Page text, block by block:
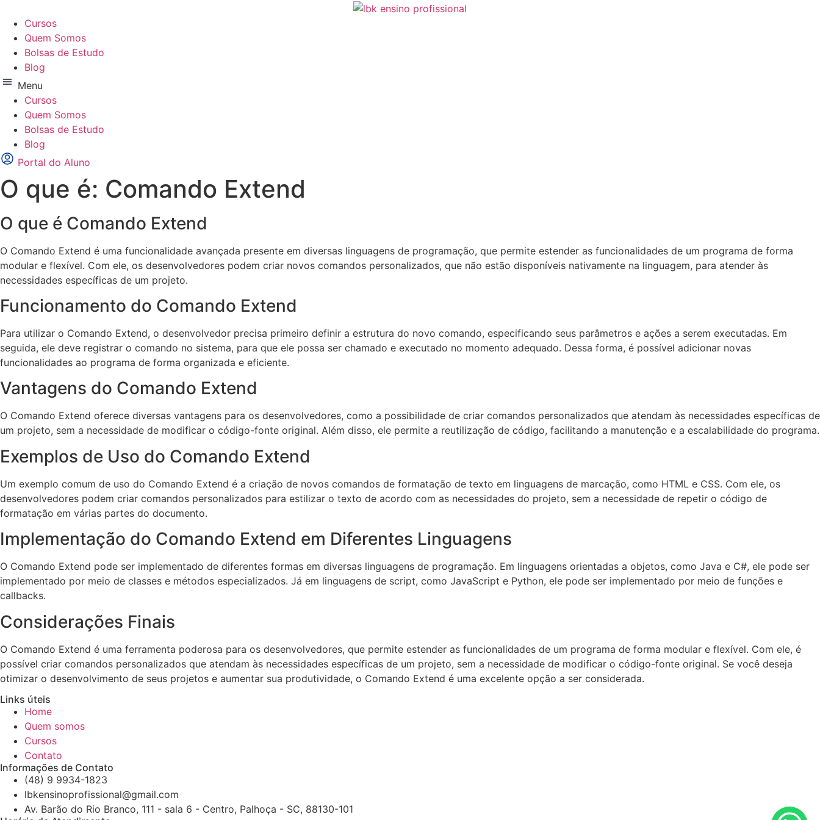
para
conteúdo
Cursos
Quem Somos
Bolsas de Estudo
Blog
Menu
Cursos
Quem Somos
Bolsas de Estudo
Blog
Portal do Aluno
O que é: Comando Extend
O que é Comando Extend
O Comando Extend é uma funcionalidade avançada presente em diversas linguagens de programação, que permite estender as funcionalidades de um programa de forma
modular e flexível. Com ele, os desenvolvedores podem criar novos comandos personalizados, que não estão disponíveis nativamente na linguagem, para atender às
necessidades específicas de um projeto.
Funcionamento do Comando Extend
Para utilizar o Comando Extend, o desenvolvedor precisa primeiro definir a estrutura do novo comando, especificando seus parâmetros e ações a serem executadas. Em
seguida, ele deve registrar o comando no sistema, para que ele possa ser chamado e executado no momento adequado. Dessa forma, é possível adicionar novas
funcionalidades ao programa de forma organizada e eficiente.
Vantagens do Comando Extend
O Comando Extend oferece diversas vantagens para os desenvolvedores, como a possibilidade de criar comandos personalizados que atendam às necessidades específicas de
um projeto, sem a necessidade de modificar o código-fonte original. Além disso, ele permite a reutilização de código, facilitando a manutenção e a escalabilidade do programa.
Exemplos de Uso do Comando Extend
Um exemplo comum de uso do Comando Extend é a criação de novos comandos de formatação de texto em linguagens de marcação, como HTML e CSS. Com ele, os
desenvolvedores podem criar comandos personalizados para estilizar o texto de acordo com as necessidades do projeto, sem a necessidade de repetir o código de
formatação em várias partes do documento.
Implementação do Comando Extend em Diferentes Linguagens
O Comando Extend pode ser implementado de diferentes formas em diversas linguagens de programação. Em linguagens orientadas a objetos, como Java e C#, ele pode ser
implementado por meio de classes e métodos especializados. Já em linguagens de script, como JavaScript e Python, ele pode ser implementado por meio de funções e
callbacks.
Considerações Finais
O Comando Extend é uma ferramenta poderosa para os desenvolvedores, que permite estender as funcionalidades de um programa de forma modular e flexível. Com ele, é
possível criar comandos personalizados que atendam às necessidades específicas de um projeto, sem a necessidade de modificar o código-fonte original. Se você deseja
otimizar o desenvolvimento de seus projetos e aumentar sua produtividade, o Comando Extend é uma excelente opção a ser considerada.
Links úteis
Home
Quem somos
Cursos
Contato
Informações de Contato
(48) 9 9934-1823
lbkensinoprofissional@gmail.com
Av. Barão do Rio Branco, 111 - sala 6 - Centro, Palhoça - SC, 88130-101